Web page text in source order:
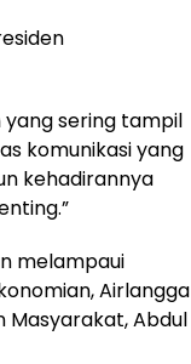
yang sering tampil
komunikasi yang
kehadirannya
melampaui
Airlangga
Masyarakat, Abdul